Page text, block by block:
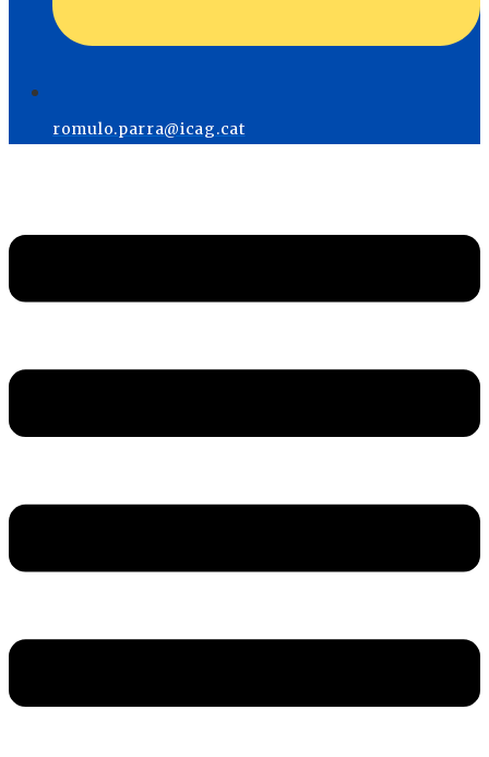
romulo.parra@icag.cat